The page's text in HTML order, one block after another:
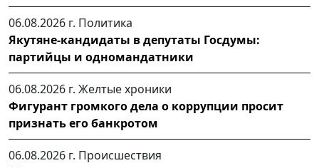
06.08.2026 г. Политика
Якутяне-кандидаты в депутаты Госдумы:
партийцы и одномандатники
06.08.2026 г. Желтые хроники
Фигурант громкого дела о коррупции просит
признать его банкротом
06.08.2026 г. Происшествия